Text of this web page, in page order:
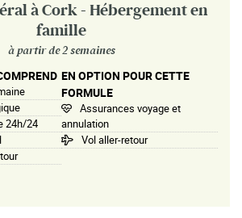
à Cork - Hébergement en
famille
à partir de 2 semaines
24h/24
EN OPTION POUR CETTE
FORMULE
Assurances voyage et
annulation
Vol aller-retour